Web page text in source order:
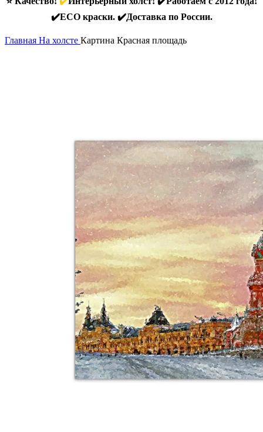
✔️ECO краски. ✔️Доставка по России.
Главная На холсте Картина Красная площадь